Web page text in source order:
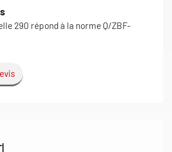
290 répond à la norme Q/ZBF-